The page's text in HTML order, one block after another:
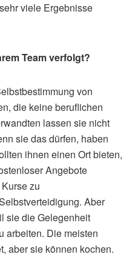
viele Ergebnisse
Team verfolgt?
von
die keine beruflichen
lassen sie nicht
sie das dürfen, haben
ihnen einen Ort bieten,
Angebote
zu
Aber
sie die Gelegenheit
arbeiten. Die meisten
aber sie können kochen.